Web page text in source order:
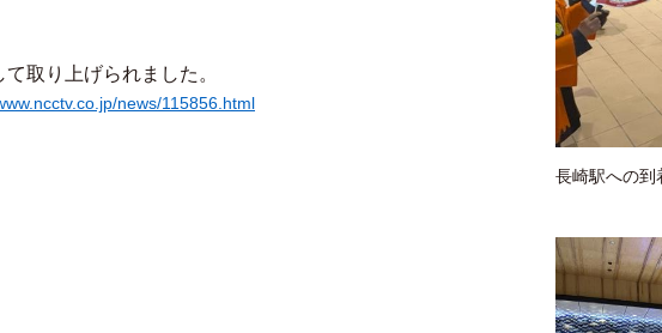
取り上げられました。
news/115856.html
長崎駅への到